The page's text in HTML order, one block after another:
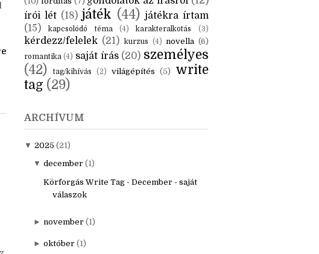
aktuális (6) beszámoló (6) ceruzanyomok (6)
egyperces (13) életjel (23) fanfic (1) fantasy
(10) fordítás (7) gondolatok az írásról (12)
írói lét
(18) játék (44) játékra írtam
(15)
kapcsolódó téma (4) karakteralkotás (3)
kérdezz/felelek
tag/kihívás
tag (29)
ARCHÍVUM
2025 (21)
Körforgás Write Tag - December - saját